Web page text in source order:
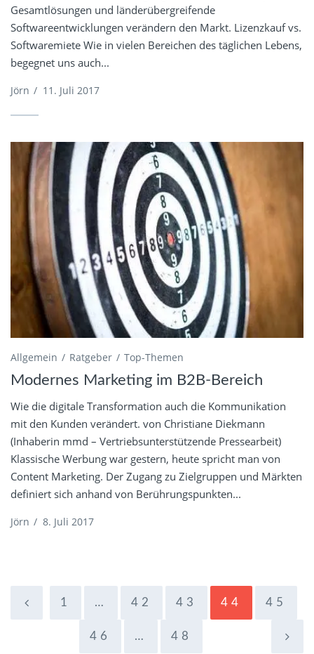
Gesamtlösungen und länderübergreifende
Softwareentwicklungen verändern den Markt. Lizenzkauf vs.
Softwaremiete Wie in vielen Bereichen des täglichen Lebens,
begegnet uns auch...
Jörn / 11. Juli 2017
Allgemein Ratgeber Top-Themen
Modernes Marketing im B2B-Bereich
Wie die digitale Transformation auch die Kommunikation
mit den Kunden verändert. von Christiane Diekmann
(Inhaberin mmd – Vertriebsunterstützende Pressearbeit)
Klassische Werbung war gestern, heute spricht man von
Content Marketing. Der Zugang zu Zielgruppen und Märkten
definiert sich anhand von Berührungspunkten...
Jörn / 8. Juli 2017
1 … 42 43 44 45
46 … 48